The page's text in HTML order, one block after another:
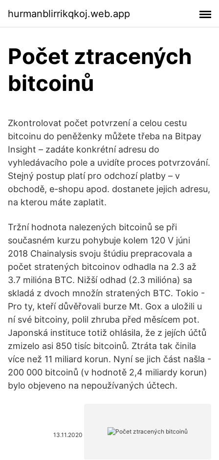
hurmanblirrikqkoj.web.app
Počet ztracených
bitcoinů
Zkontrolovat počet potvrzení a celou cestu
bitcoinu do peněženky můžete třeba na Bitpay
Insight – zadáte konkrétní adresu do
vyhledávacího pole a uvidíte proces potvrzování.
Stejný postup platí pro odchozí platby – v
obchodě, e-shopu apod. dostanete jejich adresu,
na kterou máte zaplatit.
Tržní hodnota nalezených bitcoinů se při
současném kurzu pohybuje kolem 120 V júni
2018 Chainalysis svoju štúdiu prepracovala a
počet stratených bitcoinov odhadla na 2.3 až
3.7 milióna BTC. Nižší odhad (2.3 milióna) sa
skladá z dvoch množín stratených BTC. Tokio -
Pro ty, kteří důvěřovali burze Mt. Gox a uložili u
ní své bitcoiny, polil zhruba před měsícem pot.
Japonská instituce totiž ohlásila, že z jejích účtů
zmizelo asi 850 tisíc bitcoinů. Ztráta tak činila
více než 11 miliard korun. Nyní se jich část našla -
200 000 bitcoinů (v hodnotě 2,4 miliardy korun)
bylo objeveno na nepoužívaných účtech.
13.11.2020